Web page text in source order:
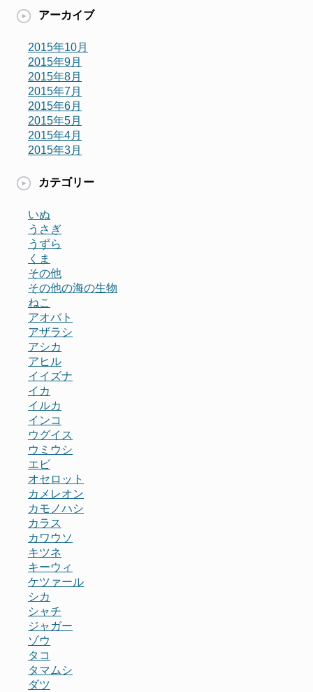
アーカイブ
2015年10月
2015年9月
2015年8月
2015年7月
2015年6月
2015年5月
2015年4月
2015年3月
カテゴリー
いぬ
うさぎ
うずら
くま
その他
その他の海の生物
ねこ
アオバト
アザラシ
アシカ
アヒル
イイズナ
イカ
イルカ
インコ
ウグイス
ウミウシ
エビ
オセロット
カメレオン
カモノハシ
カラス
カワウソ
キツネ
キーウィ
ケツァール
シカ
シャチ
ジャガー
ゾウ
タコ
タマムシ
ダツ